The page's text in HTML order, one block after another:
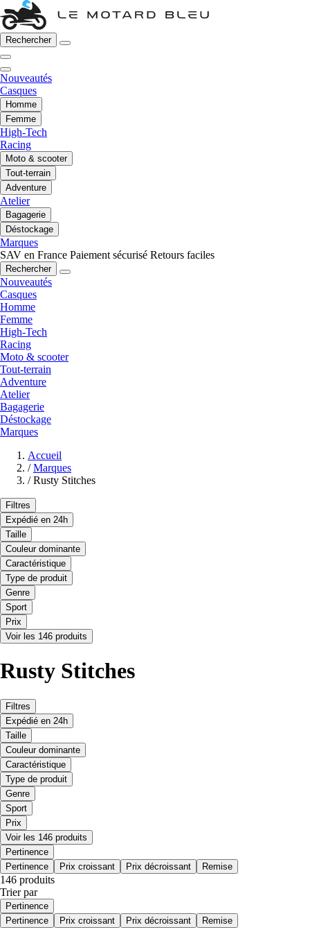
Rechercher
Nouveautés
Casques
Homme
Femme
High-Tech
Racing
Moto & scooter
Tout-terrain
Adventure
Atelier
Bagagerie
Déstockage
Marques
SAV en France Paiement sécurisé Retours faciles
Rechercher
Nouveautés
Casques
Homme
Femme
High-Tech
Racing
Moto & scooter
Tout-terrain
Adventure
Atelier
Bagagerie
Déstockage
Marques
Accueil
/ Marques
/ Rusty Stitches
Filtres
Expédié en 24h
Taille
Couleur dominante
Caractéristique
Type de produit
Genre
Sport
Prix
Voir les 146 produits
Rusty Stitches
Filtres
Expédié en 24h
Taille
Couleur dominante
Caractéristique
Type de produit
Genre
Sport
Prix
Voir les 146 produits
Pertinence
Pertinence
Prix croissant Prix décroissant Remise
146 produits
Trier par
Pertinence
Pertinence
Prix croissant Prix décroissant Remise